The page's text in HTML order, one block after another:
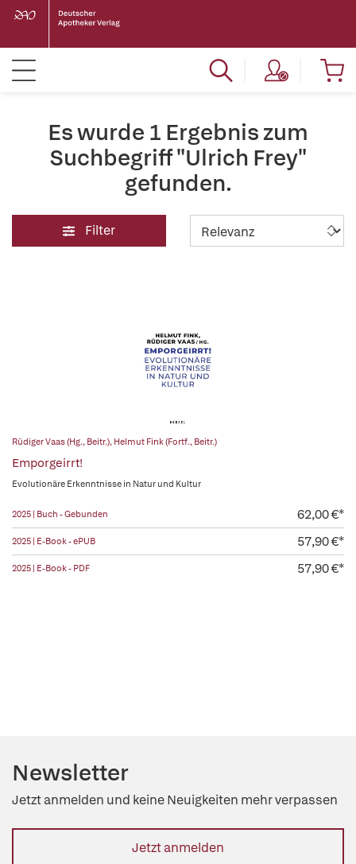
Es wurde 1 Ergebnis zum
Suchbegriff "Ulrich Frey"
gefunden.
Filter
Rüdiger Vaas (Hg., Beitr.), Helmut Fink (Fortf., Beitr.)
Emporgeirrt!
Evolutionäre Erkenntnisse in Natur und Kultur
2025 | Buch - Gebunden 62,00 €*
2025 | E-Book - ePUB 57,90 €*
2025 | E-Book - PDF 57,90 €*
Newsletter
Jetzt anmelden und keine Neuigkeiten mehr verpassen
Jetzt anmelden